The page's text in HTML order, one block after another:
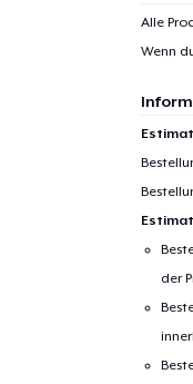
Alle
Wenn
der